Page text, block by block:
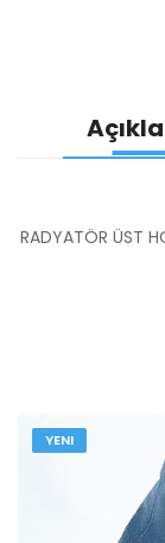
RADYATÖR ÜST
YENI